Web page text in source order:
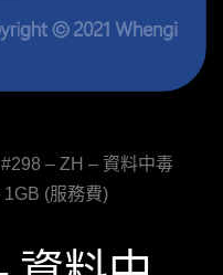
– ZH – 資料中毒
(服務費)